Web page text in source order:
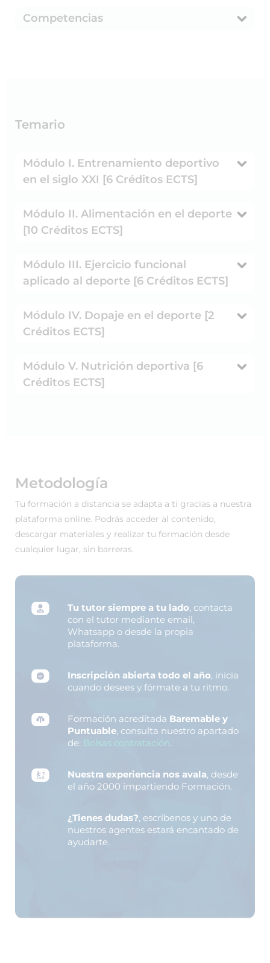
Competencias
Temario
Módulo I. Entrenamiento deportivo
en el siglo XXI [6 Créditos ECTS]
Módulo II. Alimentación en el deporte
[10 Créditos ECTS]
Módulo III. Ejercicio funcional
aplicado al deporte [6 Créditos ECTS]
Módulo IV. Dopaje en el deporte [2
Créditos ECTS]
Módulo V. Nutrición deportiva [6
Créditos ECTS]
Metodología
Tu formación a distancia se adapta a ti gracias a nuestra
plataforma online. Podrás acceder al contenido,
descargar materiales y realizar tu formación desde
cualquier lugar, sin barreras.
Tu tutor siempre a tu lado, contacta
con el tutor mediante email,
Whatsapp o desde la propia
plataforma.
Inscripción abierta todo el año, inicia
cuando desees y fórmate a tu ritmo.
Formación acreditada Baremable y
Puntuable, consulta nuestro apartado
de: Bolsas contratación.
Nuestra experiencia nos avala, desde
el año 2000 impartiendo Formación.
¿Tienes dudas?, escríbenos y uno de
nuestros agentes estará encantado de
ayudarte.